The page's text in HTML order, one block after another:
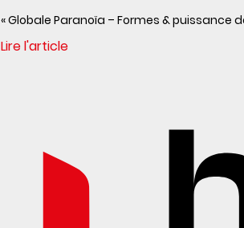
« Globale Paranoïa – Formes & puissance
Lire l'article